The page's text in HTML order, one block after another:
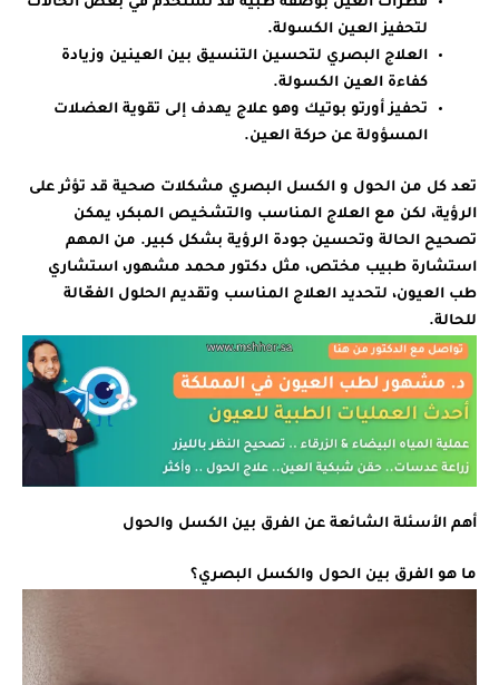
قطرات العين بوصفة طبية قد تُستخدم في بعض الحالات
لتحفيز العين الكسولة.
العلاج البصري لتحسين التنسيق بين العينين وزيادة
كفاءة العين الكسولة.
تحفيز أورتو بوتيك وهو علاج يهدف إلى تقوية العضلات
المسؤولة عن حركة العين.
تعد كل من الحول و الكسل البصري مشكلات صحية قد تؤثر على
الرؤية، لكن مع العلاج المناسب والتشخيص المبكر، يمكن
تصحيح الحالة وتحسين جودة الرؤية بشكل كبير. من المهم
استشارة طبيب مختص، مثل دكتور محمد مشهور، استشاري
طب العيون، لتحديد العلاج المناسب وتقديم الحلول الفعّالة
للحالة.
أهم الأسئلة الشائعة عن الفرق بين الكسل والحول
ما هو الفرق بين الحول والكسل البصري؟